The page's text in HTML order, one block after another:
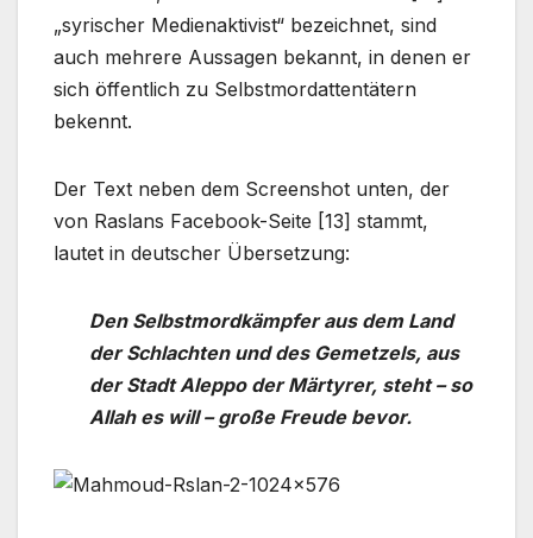
„syrischer Medienaktivist“ bezeichnet, sind
auch mehrere Aussagen bekannt, in denen er
sich öffentlich zu Selbstmordattentätern
bekennt.
Der Text neben dem Screenshot unten, der
von Raslans Facebook-Seite [13] stammt,
lautet in deutscher Übersetzung:
Den Selbstmordkämpfer aus dem Land
der Schlachten und des Gemetzels, aus
der Stadt Aleppo der Märtyrer, steht – so
Allah es will – große Freude bevor.